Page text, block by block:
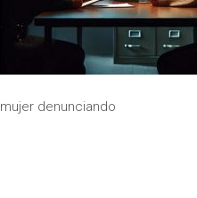
mujer denunciando